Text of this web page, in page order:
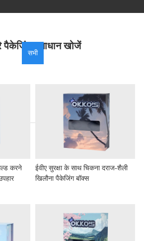
पैकेजिंग समाधान खोजें
सभी
करने
ईवीए सुरक्षा के साथ चिकना दराज-शैली
खिलौना पैकेजिंग बॉक्स